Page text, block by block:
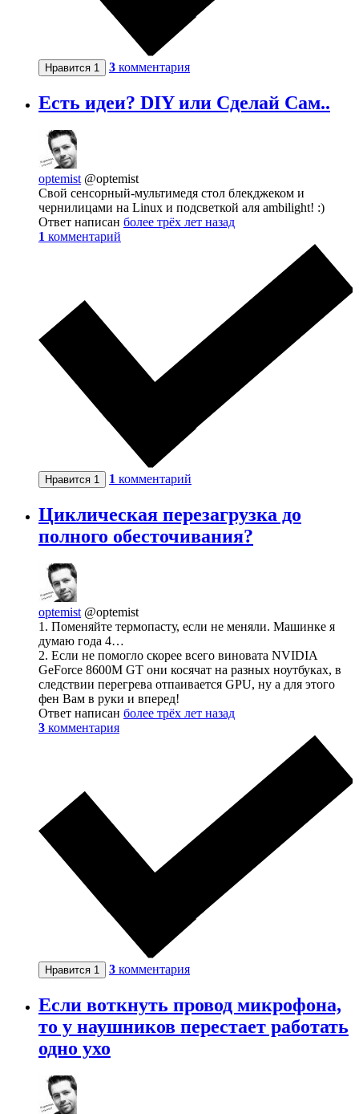
Нравится 1 3 комментария
Есть идеи? DIY или Сделай Сам..
optemist @optemist
Свой сенсорный-мультимедя стол блекджеком и
чернилицами на Linux и подсветкой аля ambilight! :)
Ответ написан более трёх лет назад
1 комментарий
Нравится 1 1 комментарий
Циклическая перезагрузка до
полного обесточивания?
optemist @optemist
1. Поменяйте термопасту, если не меняли. Машинке я
думаю года 4…
2. Если не помогло скорее всего виновата NVIDIA
GeForce 8600M GT они косячат на разных ноутбуках, в
следствии перегрева отпаивается GPU, ну а для этого
фен Вам в руки и вперед!
Ответ написан более трёх лет назад
3 комментария
Нравится 1 3 комментария
Если воткнуть провод микрофона,
то у наушников перестает работать
одно ухо